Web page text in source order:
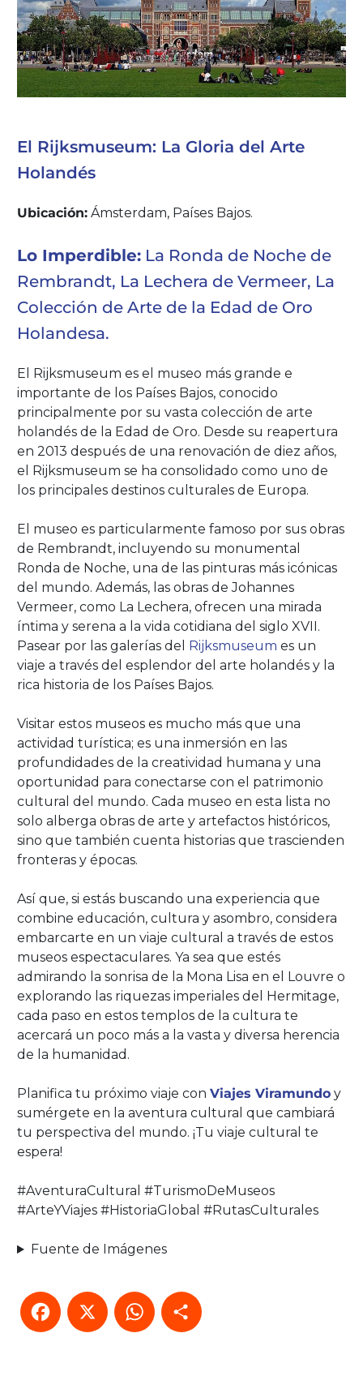
Facebook
X WhatsAppCompartir
El Rijksmuseum: La Gloria del Arte
Holandés
Ubicación:Ámsterdam, Países Bajos.
Lo Imperdible:La Ronda de Noche de
Rembrandt, La Lechera de Vermeer, La
Colección de Arte de la Edad de Oro
Holandesa.
El Rijksmuseum es el museo más grande e
importante de los Países Bajos, conocido
principalmente por su vasta colección de arte
holandés de la Edad de Oro. Desde su reapertura
en 2013 después de una renovación de diez años,
el Rijksmuseum se ha consolidado como uno de
los principales destinos culturales de Europa.
El museo es particularmente famoso por sus obras
de Rembrandt, incluyendo su monumental
Ronda de Noche, una de las pinturas más icónicas
del mundo. Además, las obras de Johannes
Vermeer, como La Lechera, ofrecen una mirada
íntima y serena a la vida cotidiana del siglo XVII.
Pasear por las galerías del
Rijksmuseum es un
viaje a través del esplendor del arte holandés y la
rica historia de los Países Bajos.
Visitar estos museos es mucho más que una
actividad turística; es una inmersión en las
profundidades de la creatividad humana y una
oportunidad para conectarse con el patrimonio
cultural del mundo. Cada museo en esta lista no
solo alberga obras de arte y artefactos históricos,
sino que también cuenta historias que trascienden
fronteras y épocas.
Así que, si estás buscando una experiencia que
combine educación, cultura y asombro, considera
embarcarte en un viaje cultural a través de estos
museos espectaculares. Ya sea que estés
admirando la sonrisa de la Mona Lisa en el Louvre o
explorando las riquezas imperiales del Hermitage,
cada paso en estos templos de la cultura te
acercará un poco más a la vasta y diversa herencia
de la humanidad.
Planifica tu próximo viaje con Viajes Viramundoy
sumérgete en la aventura cultural que cambiará
tu perspectiva del mundo. ¡Tu viaje cultural te
espera!
#AventuraCultural #TurismoDeMuseos
#ArteYViajes #HistoriaGlobal #RutasCulturales
Fuente de Imágenes